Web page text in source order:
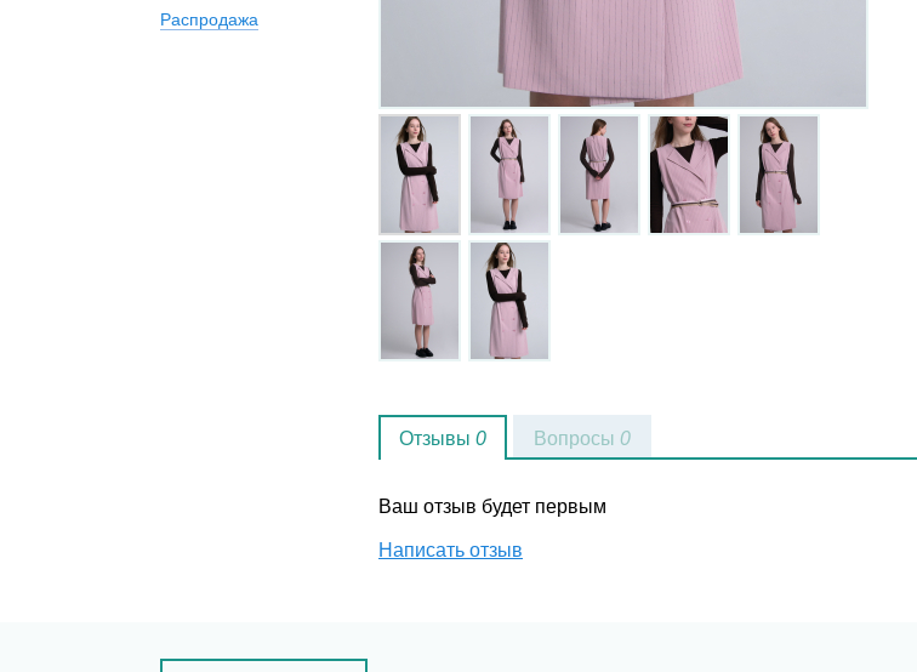
Распродажа
Отзывы 0
Ваш отзыв будет первым
Написать отзыв
Вопросы 0